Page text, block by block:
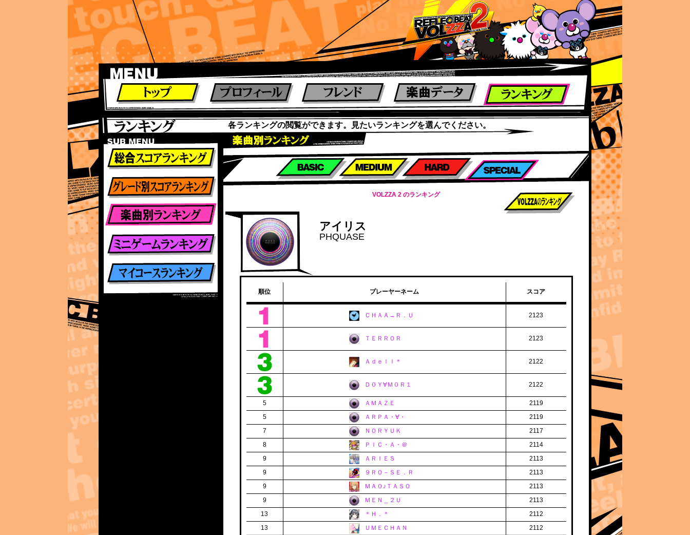
ランキング
各ランキングの閲覧ができます。見たいランキングを選んでください。
ランキング
グレード別ランキング
楽曲別スコアランキング
VOLZZA 2 のランキング
アイリス
PHQUASE
順位 プレーヤーネーム スコア
ＣＨＡＡ→Ｒ．Ｕ 2123
ＴＥＲＲＯＲ 2123
Ａｄｅｌｌ＊ 2122
Ｄ０Ｙ∀Ｍ０Ｒ１ 2122
5 ＡＭＡＺＥ
2119
5
ＡＲＰＡ・∀・
2119
7
ＮＯＲＹＵＫ
2117
8
ＰＩＣ・Ａ・＠
2114
9
ＡＲＩＥＳ
2113
9
９ＲＯ－ＳＥ．Ｒ
2113
9
ＭＡ０♪ＴＡＳＯ
2113
9
ＭＥＮ＿２Ｕ
2113
13
＊Ｈ．＊
2112
13
ＵＭＥＣＨＡＮ
2112